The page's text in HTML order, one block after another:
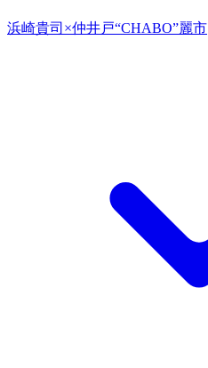
浜崎貴司×仲井戸“CHABO”麗市